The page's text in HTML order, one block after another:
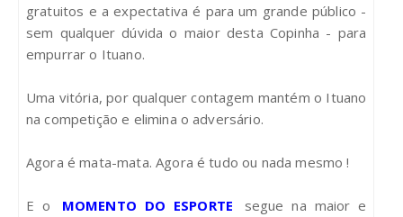
gratuitos e a expectativa é para um grande público -
sem qualquer dúvida o maior desta Copinha - para
empurrar o Ituano.
Uma vitória, por qualquer contagem mantém o Ituano
na competição e elimina o adversário.
Agora é mata-mata. Agora é tudo ou nada mesmo !
E o MOMENTO DO ESPORTE
segue na maior e